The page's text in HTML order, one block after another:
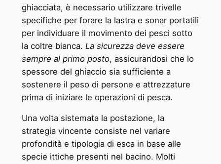
ghiacciata, è necessario utilizzare trivelle
specifiche per forare la lastra e sonar portatili
per individuare il movimento dei pesci sotto
la coltre bianca. La sicurezza deve essere
sempre al primo posto, assicurandosi che lo
spessore del ghiaccio sia sufficiente a
sostenere il peso di persone e attrezzature
prima di iniziare le operazioni di pesca.
Una volta sistemata la postazione, la
strategia vincente consiste nel variare
profondità e tipologia di esca in base alle
specie ittiche presenti nel bacino. Molti